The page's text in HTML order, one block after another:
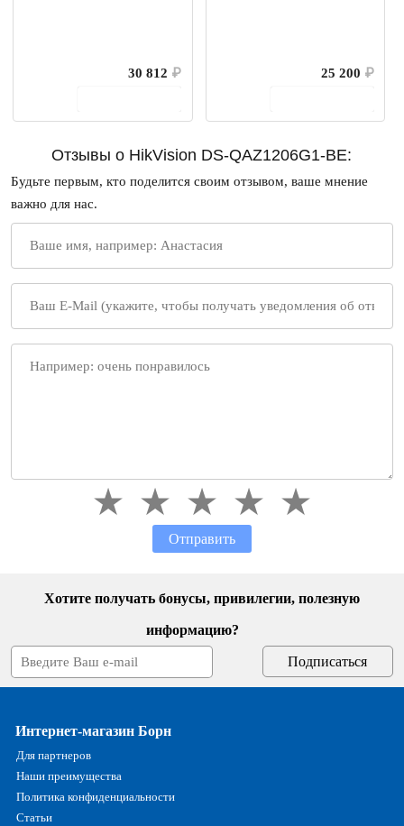
30 812 ₽
25 200 ₽
Отзывы о HikVision DS-QAZ1206G1-BE:
Будьте первым, кто поделится своим отзывом, ваше мнение
важно для нас.
Отправить
Хотите получать бонусы, привилегии, полезную
информацию?
Интернет-магазин Борн
Для партнеров
Наши преимущества
Политика конфиденциальности
Статьи